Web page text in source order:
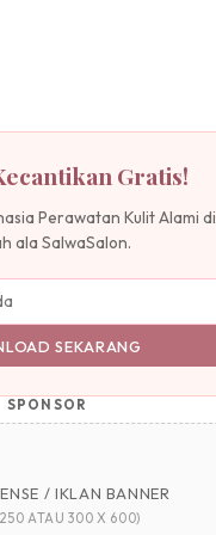
Gratis!
Perawatan Kulit Alami di
ala SalwaSalon.
SEKARANG
SPONSOR
/ IKLAN BANNER
ATAU 300 X 600)